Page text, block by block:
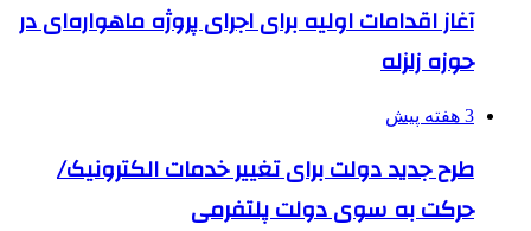
آغاز اقدامات اولیه برای اجرای پروژه ماهواره‌ای در
حوزه زلزله
3 هفته پیش
طرح جدید دولت برای تغییر خدمات الکترونیک/
حرکت به سوی دولت پلتفرمی